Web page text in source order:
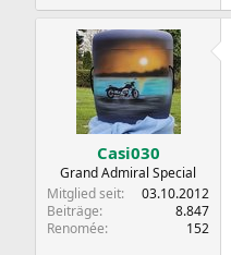
Casi030
Grand Admiral Special
Mitglied seit
03.10.2012
Beiträge
8.847
Renomée
152